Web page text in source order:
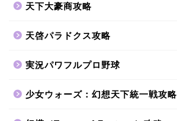
天下大豪商攻略
天啓パラドクス攻略
実況パワフルプロ野球
少女ウォーズ：幻想天下統一戦攻略